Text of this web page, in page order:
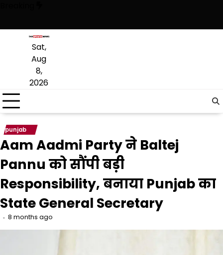
content
Sat,
Aug
8,
2026
punjab
Aam Aadmi Party ने Baltej
Pannu को सौंपी बड़ी
Responsibility, बनाया Punjab का
State General Secretary
8 months ago